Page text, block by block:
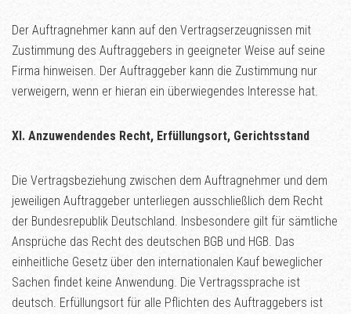
Der Auftragnehmer kann auf den Vertragserzeugnissen mit
Zustimmung des Auftraggebers in geeigneter Weise auf seine
Firma hinweisen. Der Auftraggeber kann die Zustimmung nur
verweigern, wenn er hieran ein überwiegendes Interesse hat.
XI. Anzuwendendes Recht, Erfüllungsort, Gerichtsstand
Die Vertragsbeziehung zwischen dem Auftragnehmer und dem
jeweiligen Auftraggeber unterliegen ausschließlich dem Recht
der Bundesrepublik Deutschland. Insbesondere gilt für sämtliche
Ansprüche das Recht des deutschen BGB und HGB. Das
einheitliche Gesetz über den internationalen Kauf beweglicher
Sachen findet keine Anwendung. Die Vertragssprache ist
deutsch. Erfüllungsort für alle Pflichten des Auftraggebers ist